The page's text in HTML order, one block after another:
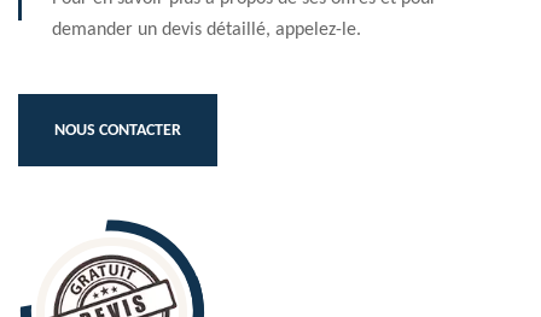
demander un devis détaillé, appelez-le.
NOUS CONTACTER